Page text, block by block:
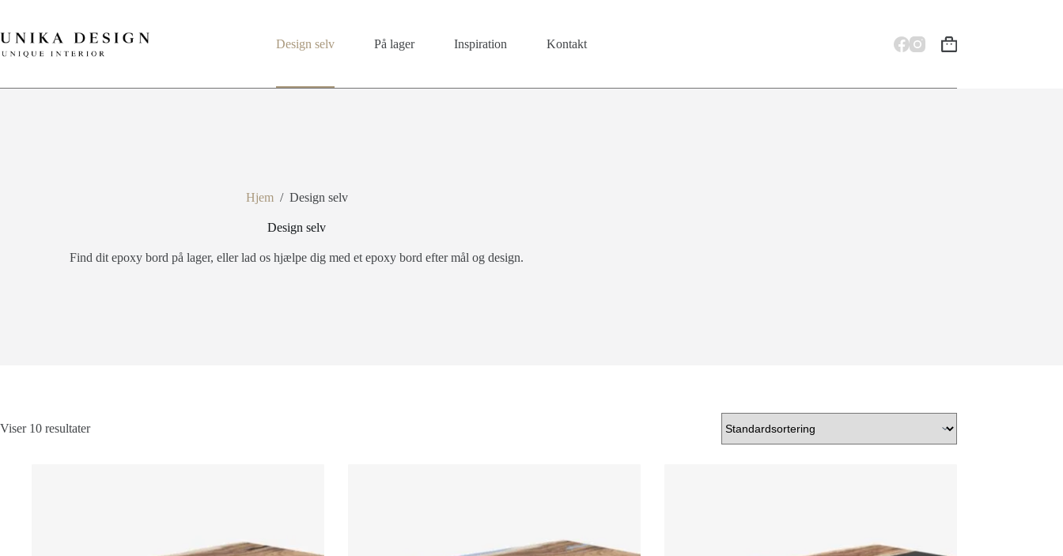
Design selv På lager Inspiration Kontakt
Hjem / Design selv
Design selv
Find dit epoxy bord på lager, eller lad os hjælpe dig med et epoxy bord efter mål og design.
Viser 10 resultater